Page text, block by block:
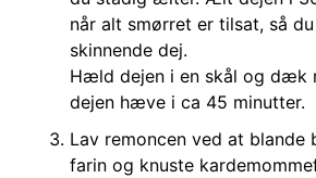
når alt smørret er tilsat, så
skinnende dej.
Hæld dejen i en skål og dæk
dejen hæve i ca 45 minutter.
Lav remoncen ved at blande
farin og knuste